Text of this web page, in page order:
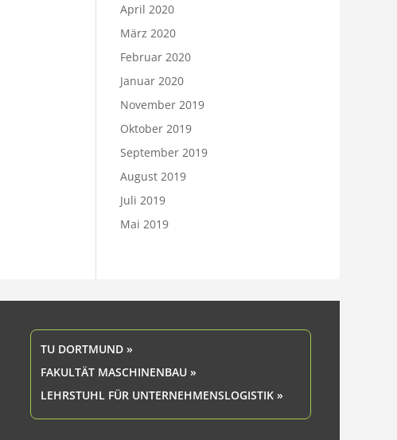
April 2020
März 2020
Februar 2020
Januar 2020
November 2019
Oktober 2019
September 2019
August 2019
Juli 2019
Mai 2019
TU DORTMUND »
FAKULTÄT MASCHINENBAU »
LEHRSTUHL FÜR UNTERNEHMENSLOGISTIK »